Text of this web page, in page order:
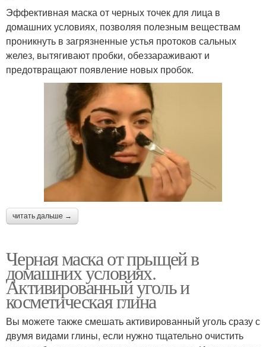
Эффективная маска от черных точек для лица в
домашних условиях, позволяя полезным веществам
проникнуть в загрязненные устья протоков сальных
желез, вытягивают пробки, обеззараживают и
предотвращают появление новых пробок.
читать дальше →
Черная маска от прыщей в
домашних условиях.
Активированный уголь и
косметическая глина
Вы можете также смешать активированный уголь сразу с
двумя видами глины, если нужно тщательно очистить